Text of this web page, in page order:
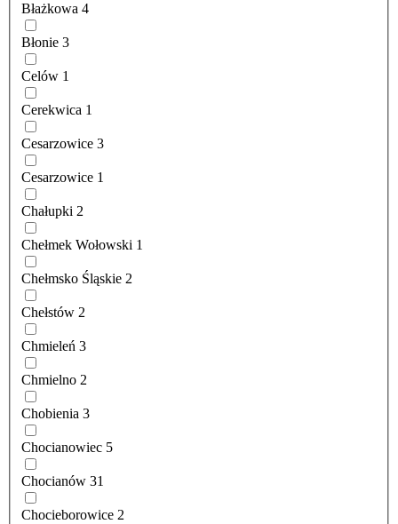
Błażkowa 4
Błonie 3
Celów 1
Cerekwica 1
Cesarzowice 3
Cesarzowice 1
Chałupki 2
Chełmek Wołowski 1
Chełmsko Śląskie 2
Chełstów 2
Chmieleń 3
Chmielno 2
Chobienia 3
Chocianowiec 5
Chocianów 31
Chocieborowice 2